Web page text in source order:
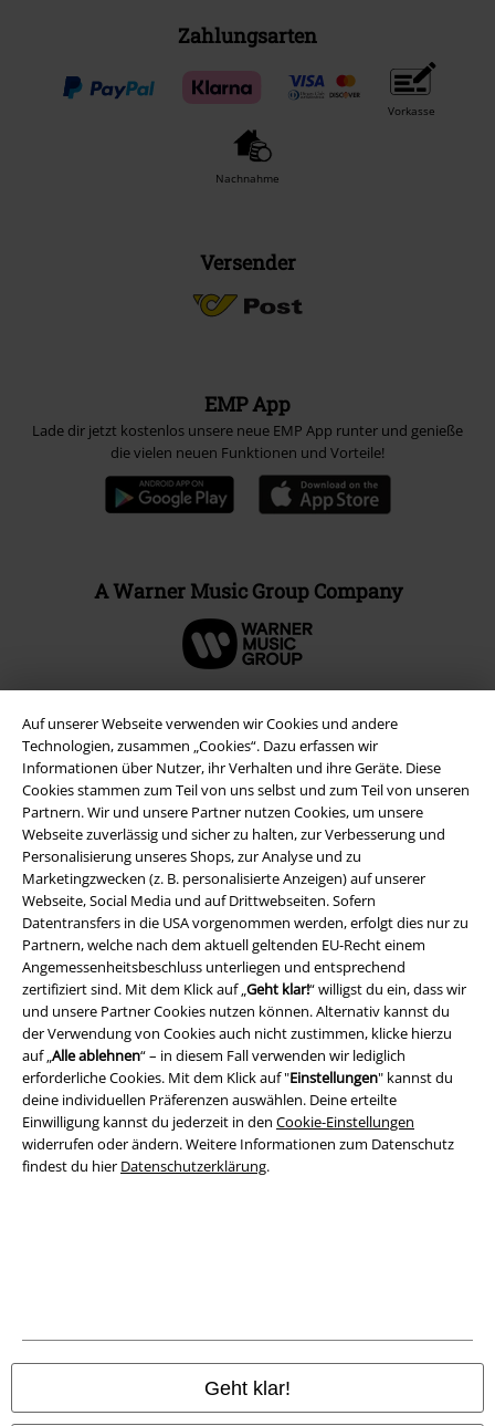
Auf unserer Webseite verwenden wir Cookies und andere
Technologien, zusammen „Cookies“. Dazu erfassen wir
Informationen über Nutzer, ihr Verhalten und ihre Geräte. Diese
Cookies stammen zum Teil von uns selbst und zum Teil von unseren
Partnern. Wir und unsere Partner nutzen Cookies, um unsere
Webseite zuverlässig und sicher zu halten, zur Verbesserung und
Personalisierung unseres Shops, zur Analyse und zu
Marketingzwecken (z. B. personalisierte Anzeigen) auf unserer
Webseite, Social Media und auf Drittwebseiten. Sofern
Datentransfers in die USA vorgenommen werden, erfolgt dies nur zu
Partnern, welche nach dem aktuell geltenden EU-Recht einem
Angemessenheitsbeschluss unterliegen und entsprechend
zertifiziert sind. Mit dem Klick auf „Geht klar!“ willigst du ein, dass wir
und unsere Partner Cookies nutzen können. Alternativ kannst du
der Verwendung von Cookies auch nicht zustimmen, klicke hierzu
auf „Alle ablehnen“ – in diesem Fall verwenden wir lediglich
erforderliche Cookies. Mit dem Klick auf "Einstellungen" kannst du
deine individuellen Präferenzen auswählen. Deine erteilte
Einwilligung kannst du jederzeit in den Cookie-Einstellungen
widerrufen oder ändern. Weitere Informationen zum Datenschutz
findest du hier Datenschutzerklärung.
Geht klar!
Zahlungsarten
Vorkasse
Nachnahme
Versender
EMP App
Lade dir jetzt kostenlos unsere neue EMP App runter und genieße
die vielen neuen Funktionen und Vorteile!
A Warner Music Group Company
Rechtliches
AGB
Impressum
Datenschutz
Entsorgung und Umweltschutz
Konformitätserklärung
© 1986-2026 E.M.P. Merchandising HGmbH